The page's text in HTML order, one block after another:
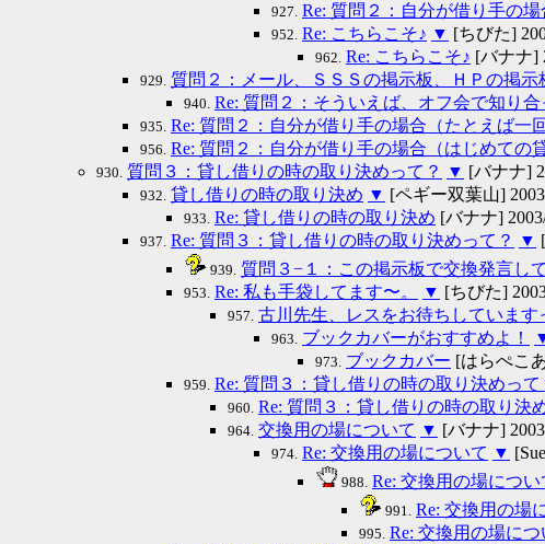
927. Re: 質問２：自分が借り手の
952. Re: こちらこそ♪ ▼ [ちびた]
962. Re: こちらこそ♪ [バナナ]
929. 質問２：メール、ＳＳＳの掲示板、ＨＰの掲
940. Re: 質問２：そういえば、オフ会で知り
935. Re: 質問２：自分が借り手の場合（たとえば一
956. Re: 質問２：自分が借り手の場合（はじめての
930. 質問３：貸し借りの時の取り決めって？ ▼ [バナナ]
932. 貸し借りの時の取り決め ▼ [ペギー双葉山]
933. Re: 貸し借りの時の取り決め [バナナ]
937. Re: 質問３：貸し借りの時の取り決めって？ ▼
939. 質問３−１：この掲示板で交換発言し
953. Re: 私も手袋してます〜。 ▼ [ちびた]
957. 古川先生、レスをお待ちしています
963. ブックカバーがおすすめよ！
973. ブックカバー [はらぺこ
959. Re: 質問３：貸し借りの時の取り決めって
960. Re: 質問３：貸し借りの時の取り決
964. 交換用の場について ▼ [バナナ]
974. Re: 交換用の場について ▼
988. Re: 交換用の場につ
991. Re: 交換用の場
995. Re: 交換用の場に